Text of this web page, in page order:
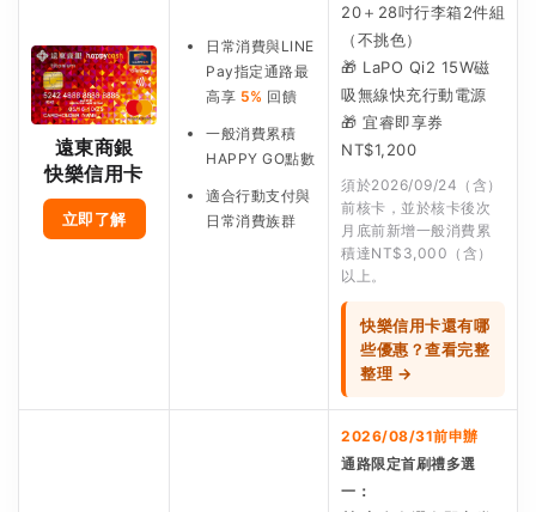
遠東商銀
快樂信用卡
立即了解
日常消費與LINE
Pay指定通路最
高享 5% 回饋
一般消費累積
HAPPY GO點數
適合行動支付與
日常消費族群
20＋28吋行李箱2件組
（不挑色）
🎁 LaPO Qi2 15W磁
吸無線快充行動電源
🎁 宜睿即享券
NT$1,200
須於2026/09/24（含）
前核卡，並於核卡後次
月底前新增一般消費累
積達NT$3,000（含）
以上。
快樂信用卡還有哪
些優惠？查看完整
整理 →
2026/08/31前申辦
通路限定首刷禮多選
一：